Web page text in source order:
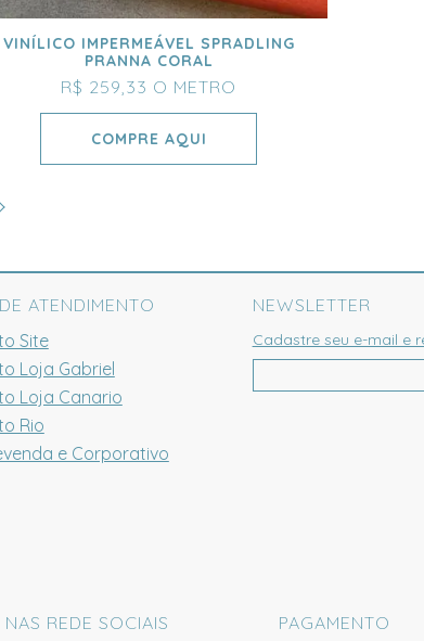
VINÍLICO IMPERMEÁVEL SPRADLING
PRANNA CORAL
R$ 259,33 O METRO
COMPRE AQUI
ATENDIMENTO
Site
Loja Gabriel
Loja Canario
Rio
e Corporativo
NEWSLETTER
Cadastre seu e-mail e
REDE SOCIAIS PAGAMENTO